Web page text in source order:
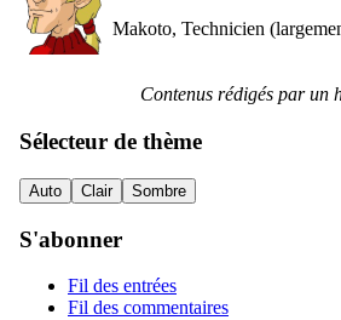
Makoto, Technicien
Contenus rédigés par un
Sélecteur de thème
Auto Clair Sombre
S'abonner
Fil des entrées
Fil des commentaires